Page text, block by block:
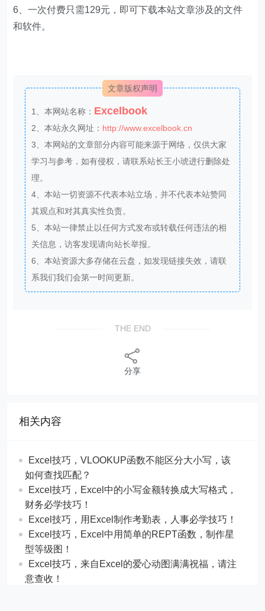
和软件。
1、本网站名称：Excelbook
2、本站永久网址：http://www.excelbook.cn
3、本网站的文章部分内容可能来源于网络，仅供大家
学习与参考，如有侵权，请联系站长王小琥进行删除处
理。
4、本站一切资源不代表本站立场，并不代表本站赞同
其观点和对其真实性负责。
5、本站一律禁止以任何方式发布或转载任何违法的相
关信息，访客发现请向站长举报。
6、本站资源大多存储在云盘，如发现链接失效，请联
系我们我们会第一时间更新。
分享
如何查找匹配？
​​Excel技巧，Excel中的小写金额转换成大写格式，
财务必学技巧！
​​Excel技巧，用Excel制作考勤表，人事必学技巧！
Excel技巧，​​Excel中用简单的REPT函数，制作星
型等级图！
Excel技巧，来自Excel的爱心动图满满祝福，请注
意查收！
Excel技巧，用Excel制作二级联动下拉菜单，源数